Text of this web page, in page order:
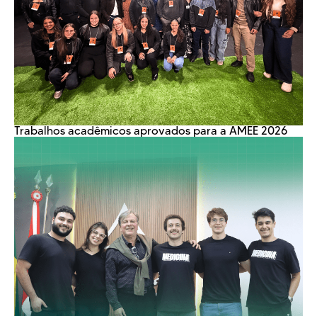
Trabalhos acadêmicos aprovados para a AMEE 2026